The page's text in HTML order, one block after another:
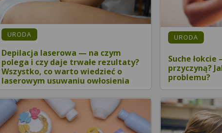
URODA
Depilacja laserowa — na czym
polega i czy daje trwałe rezultaty?
Wszystko, co warto wiedzieć o
laserowym usuwaniu owłosienia
URODA
Suche
przyczyną?
problemu?